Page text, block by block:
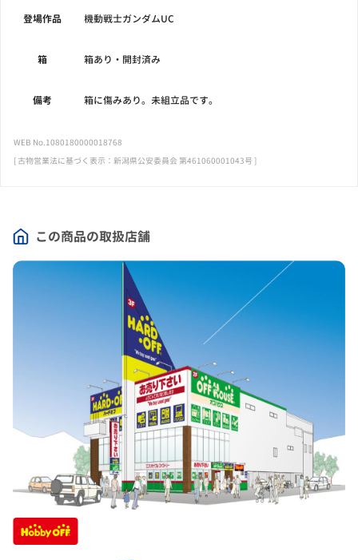
この商品の取扱店舗
登場作品 機動戦士ガンダムUC
箱 箱あり・開封済み
備考 箱に傷みあり。未組立品です。
WEB No.1080180000018768
[ 古物営業法に基づく表示：新潟県公安委員会 第461060001043号 ]